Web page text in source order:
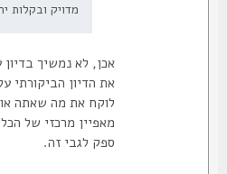
מדויק ובקלות יחסית.
אכן, לא נמשיך בדיון על
את הדיון הביקורתי על
לוקח את מה שאתה אומר.
מאפיין מרכזי של הכלי
ספק לגבי זה.